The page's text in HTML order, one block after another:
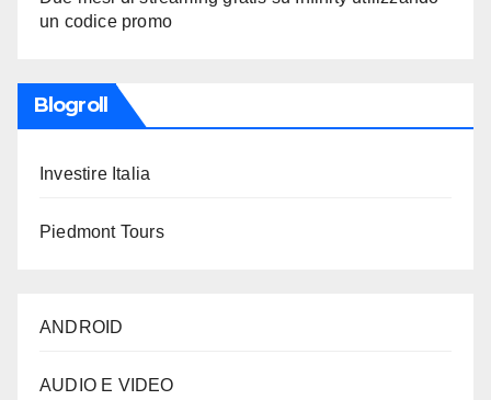
un codice promo
Blogroll
Investire Italia
Piedmont Tours
ANDROID
AUDIO E VIDEO